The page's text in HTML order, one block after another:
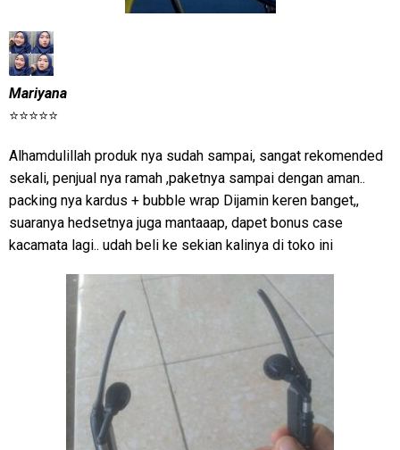
Mariyana
⭐⭐⭐⭐⭐
Alhamdulillah produk nya sudah sampai, sangat rekomended
sekali, penjual nya ramah ,paketnya sampai dengan aman..
packing nya kardus + bubble wrap Dijamin keren banget,,
suaranya hedsetnya juga mantaaap, dapet bonus case
kacamata lagi.. udah beli ke sekian kalinya di toko ini